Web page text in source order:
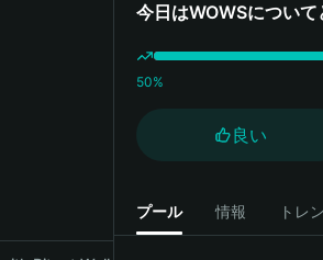
今日はWOWSについて
50%
良い
プール 情報 トレ